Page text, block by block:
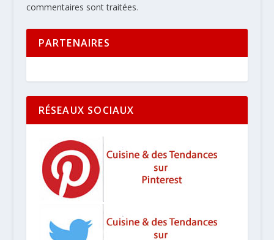
commentaires sont traitées.
PARTENAIRES
RÉSEAUX SOCIAUX